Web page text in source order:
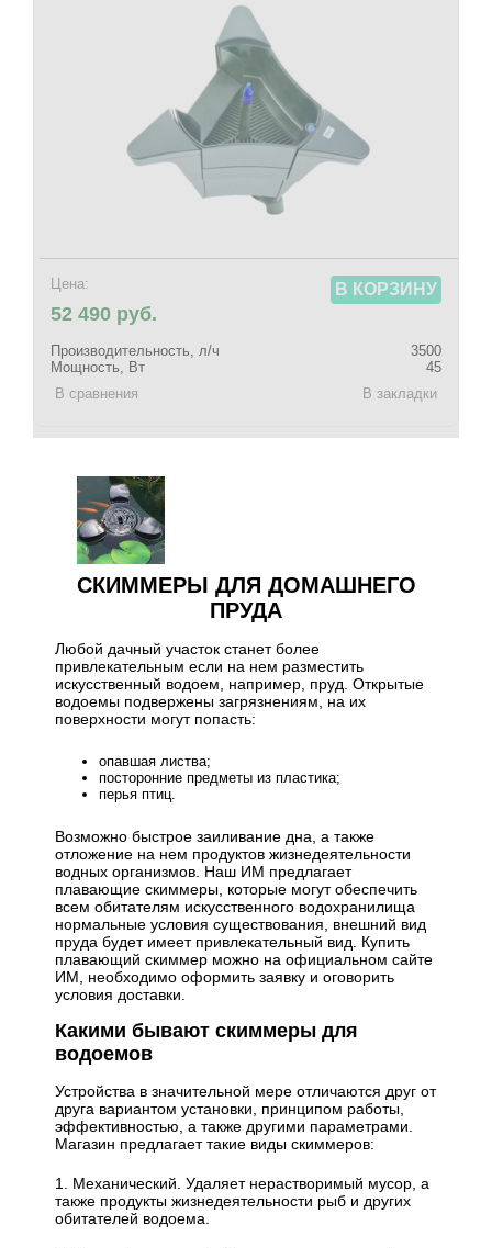
Цена:
52 490 руб.
В КОРЗИНУ
Производительность, л/ч
3500
Мощность, Вт
45
В сравнения
В закладки
СКИММЕРЫ ДЛЯ ДОМАШНЕГО
ПРУДА
Любой дачный участок станет более
привлекательным если на нем разместить
искусственный водоем, например, пруд. Открытые
водоемы подвержены загрязнениям, на их
поверхности могут попасть:
опавшая листва;
посторонние предметы из пластика;
перья птиц.
Возможно быстрое заиливание дна, а также
отложение на нем продуктов жизнедеятельности
водных организмов. Наш ИМ предлагает
плавающие скиммеры, которые могут обеспечить
всем обитателям искусственного водохранилища
нормальные условия существования, внешний вид
пруда будет имеет привлекательный вид. Купить
плавающий скиммер можно на официальном сайте
ИМ, необходимо оформить заявку и оговорить
условия доставки.
Какими бывают скиммеры для
водоемов
Устройства в значительной мере отличаются друг от
друга вариантом установки, принципом работы,
эффективностью, а также другими параметрами.
Магазин предлагает такие виды скиммеров:
1. Механический. Удаляет нерастворимый мусор, а
также продукты жизнедеятельности рыб и других
обитателей водоема.